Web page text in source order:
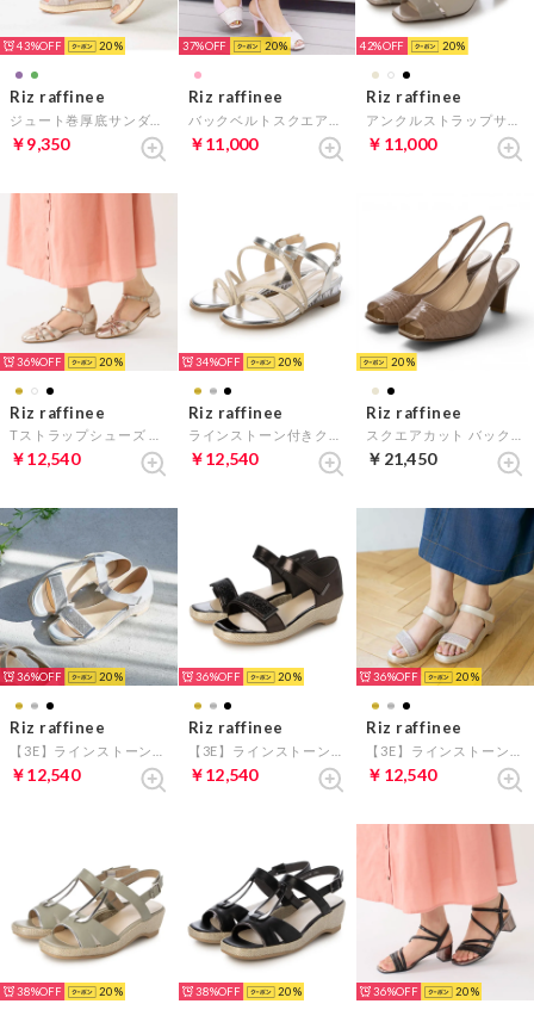
43% 20
Riz raffinee
￥9,350
37% 20
Riz raffinee
￥11,000
42% 20
Riz raffinee
￥11,000
36% 20
Riz raffinee
￥12,540
34% 20
Riz raffinee
￥12,540
20
Riz raffinee
￥21,450
36% 20
Riz raffinee
￥12,540
36% 20
Riz raffinee
￥12,540
36% 20
Riz raffinee
￥12,540
38% 20 38% 20 36% 20